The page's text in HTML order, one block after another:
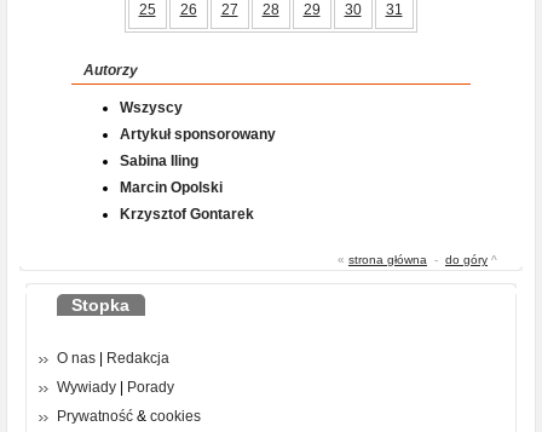
25 26 27 28 29 30 31
Autorzy
Wszyscy
Artykuł sponsorowany
Sabina Iling
Marcin Opolski
Krzysztof Gontarek
« strona główna - do góry ^
Stopka
O nas
Redakcja
Wywiady
Porady
Prywatność & cookies